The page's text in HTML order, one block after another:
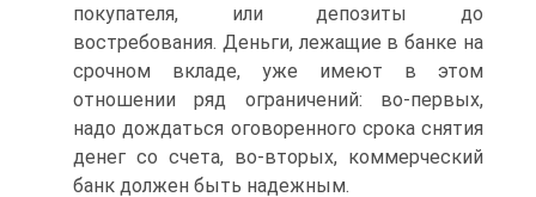
покупателя, или депозиты до
востребования. Деньги, лежащие в банке на
срочном вкладе, уже имеют в этом
отношении ряд ограничений: во-первых,
надо дождаться оговоренного срока снятия
денег со счета, во-вторых, коммерческий
банк должен быть надежным.